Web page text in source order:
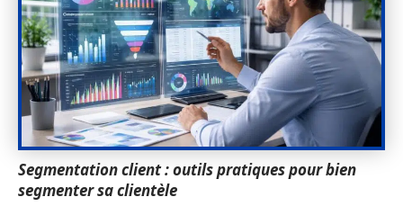
Segmentation client : outils pratiques pour bien
segmenter sa clientèle